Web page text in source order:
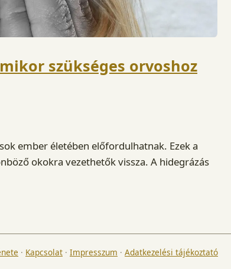
szükséges orvoshoz
ember életében előfordulhatnak. Ezek a
okokra vezethetők vissza. A hidegrázás
· Kapcsolat · Impresszum · Adatkezelési tájékoztató